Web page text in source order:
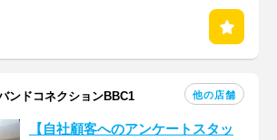
ンドコネクションBBC1 他の店舗
【自社顧客へのアンケートスタッ